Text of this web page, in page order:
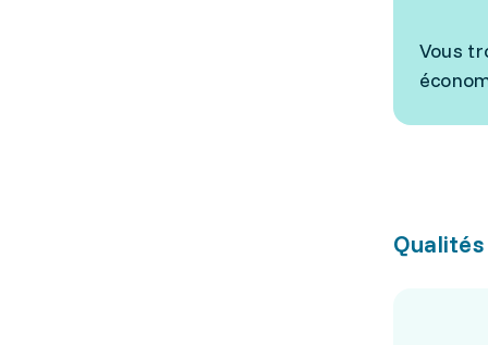
Vous